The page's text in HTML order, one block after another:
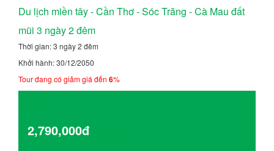
Du lịch miền tây - Cần Thơ - Sóc Trăng - Cà Mau đất
mũi 3 ngày 2 đêm
Thời gian: 3 ngày 2 đêm
Khởi hành: 30/12/2050
Tour đang có giảm giá đến 6%
2,790,000đ